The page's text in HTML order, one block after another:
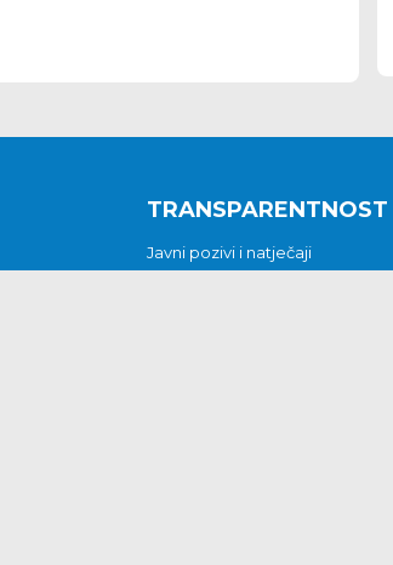
TRANSPARENTNOST
Javni pozivi i natječaji